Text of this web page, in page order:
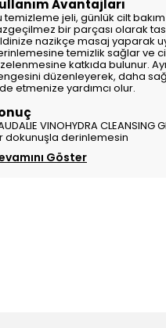
Avantajları
temizleme jeli, günlük cilt
bir parçası olarak
nazikçe masaj yaparak
temizlik sağlar ve
katkıda bulunur.
düzenleyerek, daha
etmenize yardımcı olur.
VINOHYDRA CLEANSING
dokunuşla derinlemesin
Göster